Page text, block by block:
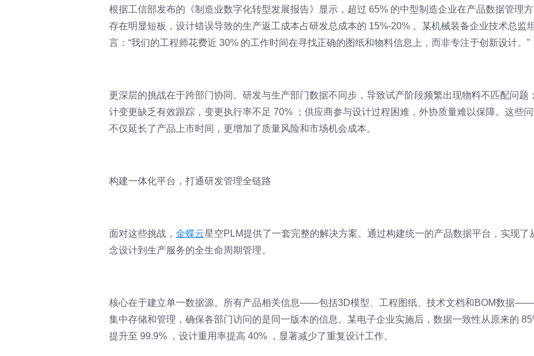
根据工信部发布的《制造业数字化转型发展报告》显示，超过 65% 的中型制造企业在产品数据管理
存在明显短板，设计错误导致的生产返工成本占研发总成本的 15%-20% 。某机械装备企业技术总监
言：“我们的工程师花费近 30% 的工作时间在寻找正确的图纸和物料信息上，而非专注于创新设计。”
更深层的挑战在于跨部门协同。研发与生产部门数据不同步，导致试产阶段频繁出现物料不匹配问题
计变更缺乏有效跟踪，变更执行率不足 70% ；供应商参与设计过程困难，外协质量难以保障。这些
不仅延长了产品上市时间，更增加了质量风险和市场机会成本。
构建一体化平台，打通研发管理全链路
面对这些挑战， 金蝶云星空PLM提供了一套完整的解决方案。通过构建统一的产品数据平台，实现了
念设计到生产服务的全生命周期管理。
核心在于建立单一数据源。所有产品相关信息——包括3D模型、工程图纸、技术文档和BOM数据
集中存储和管理，确保各部门访问的是同一版本的信息。某电子企业实施后，数据一致性从原来的
提升至 99.9% ，设计重用率提高 40% ，显著减少了重复设计工作。